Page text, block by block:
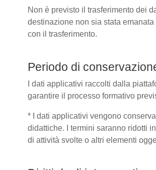
Non è previsto il trasferimento dei
destinazione non sia stata
con il trasferimento.
Periodo di
I dati applicativi raccolti dalla
garantire il processo formativo
* I dati applicativi vengono
didattiche. I termini saranno ridotti
di attività svolte o altri elementi